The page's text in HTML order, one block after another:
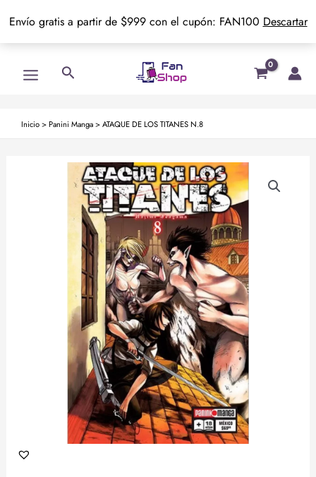
Envío gratis a partir de $999 con el cupón: FAN100 Descartar
Menu
Buscar
Inicio> Panini Manga>ATAQUE DE LOS TITANES N.8